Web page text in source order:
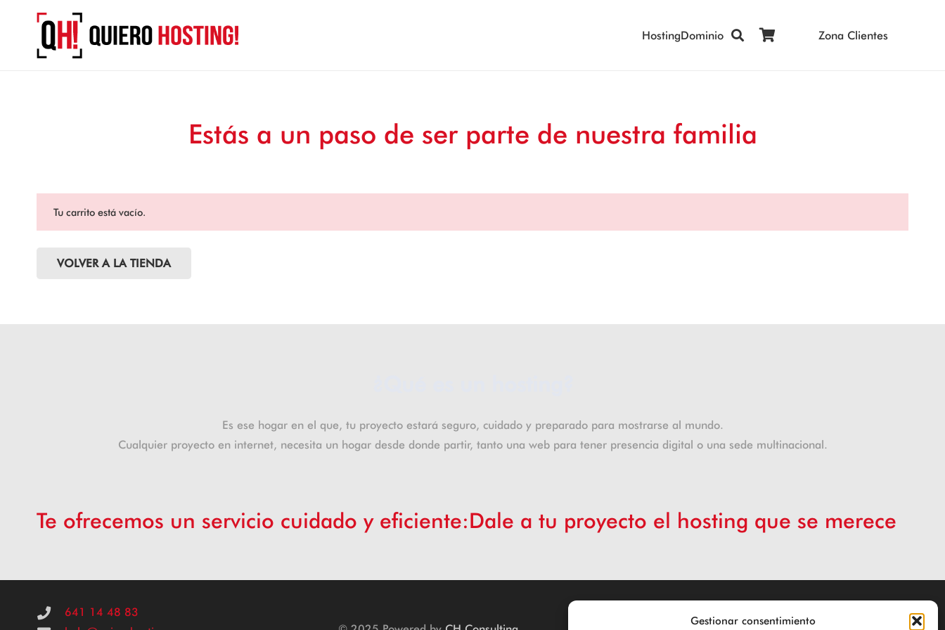
Gestionar consentimiento
HostingDominio Zona Clientes
Estás a un paso de ser parte de nuestra familia
Tu carrito está vacío.
VOLVER A LA TIENDA
Es ese hogar en el que, tu proyecto estará seguro, cuidado y preparado para mostrarse al mundo.
Cualquier proyecto en internet, necesita un hogar desde donde partir, tanto una web para tener presencia digital o una sede multinacional.
Te ofrecemos un servicio cuidado y eficiente:Dale a tu proyecto el hosting que se merece
641 14 48 83